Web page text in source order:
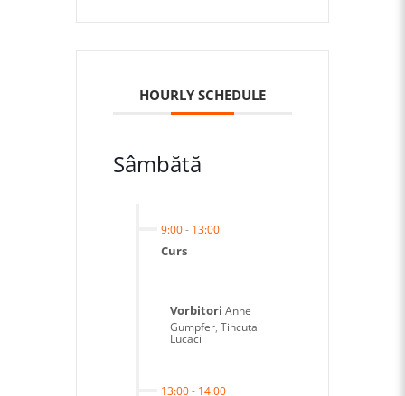
HOURLY SCHEDULE
Sâmbătă
9:00- 13:00
Curs
Vorbitori Anne
Gumpfer, Tincuța
Lucaci
13:00- 14:00